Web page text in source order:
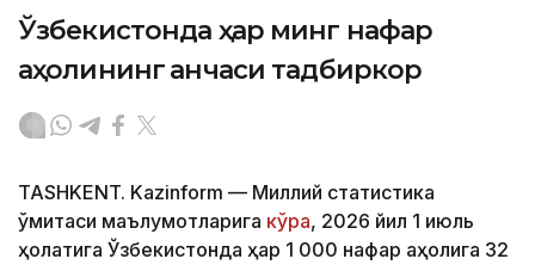
Ўзбекистонда ҳар минг нафар
аҳолининг қанчаси тадбиркор
TASHKENT. Kazinform — Миллий статистика
қўмитаси маълумотларига кўра, 2026 йил 1 июль
ҳолатига Ўзбекистонда ҳар 1 000 нафар аҳолига 32